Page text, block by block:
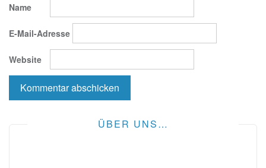
Name
E-Mail-Adresse
Website
ÜBER UNS…